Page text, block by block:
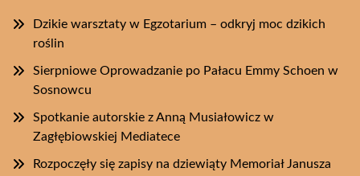
Dzikie warsztaty w Egzotarium – odkryj moc dzikich
roślin
Sierpniowe Oprowadzanie po Pałacu Emmy Schoen w
Sosnowcu
Spotkanie autorskie z Anną Musiałowicz w
Zagłębiowskiej Mediatece
Rozpoczęły się zapisy na dziewiąty Memoriał Janusza